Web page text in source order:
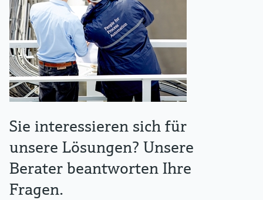
Sie interessieren sich für
unsere Lösungen? Unsere
Berater beantworten Ihre
Fragen.